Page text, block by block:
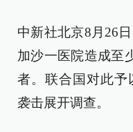
中新社北京8月26
加沙一医院造成至
者。联合国对此予
袭击展开调查。